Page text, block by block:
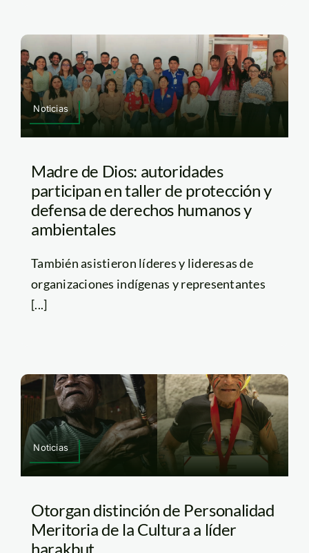
Noticias
Madre de Dios: autoridades
participan en taller de protección y
defensa de derechos humanos y
ambientales
También asistieron líderes y lideresas de
organizaciones indígenas y representantes
[...]
Noticias
Otorgan distinción de Personalidad
Meritoria de la Cultura a líder
harakbut